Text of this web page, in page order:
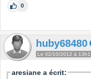
0
huby68480
Le 02/10/2012 à
aresiane a écrit: